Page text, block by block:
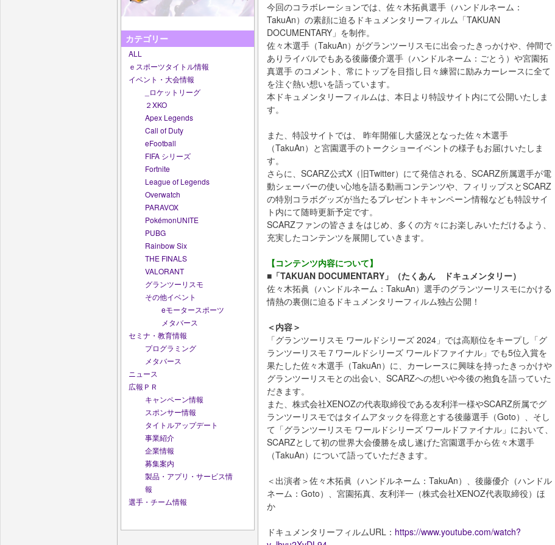
カテゴリー
ALL
ｅスポーツタイトル情報
イベント・大会情報
_ロケットリーグ
２XKO
Apex Legends
Call of Duty
eFootball
FIFA シリーズ
Fortnite
League of Legends
Overwatch
PARAVOX
PokémonUNITE
PUBG
Rainbow Six
THE FINALS
VALORANT
グランツーリスモ
その他イベント
eモータースポーツ
メタバース
セミナ・教育情報
プログラミング
メタバース
ニュース
広報ＰＲ
キャンペーン情報
スポンサー情報
タイトルアップデート
事業紹介
企業情報
募集案内
製品・アプリ・サービス情
報
選手・チーム情報
今回のコラボレーションでは、佐々木拓眞選手（ハンドルネーム：
TakuAn）の素顔に迫るドキュメンタリーフィルム「TAKUAN
DOCUMENTARY」を制作。
佐々木選手（TakuAn）がグランツーリスモに出会ったきっかけや、仲間で
ありライバルでもある後藤優介選手（ハンドルネーム：ごとう）や宮園拓
真選手 のコメント、常にトップを目指し日々練習に励みカーレースに全て
を注ぐ熱い想いを語っています。
本ドキュメンタリーフィルムは、本日より特設サイト内にて公開いたしま
す。
また、特設サイトでは、 昨年開催し大盛況となった佐々木選手
（TakuAn）と宮園選手のトークショーイベントの様子もお届けいたしま
す。
さらに、SCARZ公式X（旧Twitter）にて発信される、SCARZ所属選手が電
動シェーバーの使い心地を語る動画コンテンツや、フィリップスとSCARZ
の特別コラボグッズが当たるプレゼントキャンペーン情報なども特設サイ
ト内にて随時更新予定です。
SCARZファンの皆さまをはじめ、多くの方々にお楽しみいただけるよう、
充実したコンテンツを展開していきます。
【コンテンツ内容について】
■「TAKUAN DOCUMENTARY」（たくあん ドキュメンタリー）
佐々木拓眞（ハンドルネーム：TakuAn）選手のグランツーリスモにかける
情熱の裏側に迫るドキュメンタリーフィルム独占公開！
＜内容＞
「グランツーリスモ ワールドシリーズ 2024」では高順位をキープし「グ
ランツーリスモ７ワールドシリーズ ワールドファイナル」でも5位入賞を
果たした佐々木選手（TakuAn）に、カーレースに興味を持ったきっかけや
グランツーリスモとの出会い、SCARZへの想いや今後の抱負を語っていた
だきます。
また、株式会社XENOZの代表取締役である友利洋一様やSCARZ所属でグ
ランツーリスモではタイムアタックを得意とする後藤選手（Goto）、そし
て「グランツーリスモ ワールドシリーズ ワールドファイナル」において、
SCARZとして初の世界大会優勝を成し遂げた宮園選手から佐々木選手
（TakuAn）について語っていただきます。
＜出演者＞佐々木拓眞（ハンドルネーム：TakuAn）、後藤優介（ハンドル
ネーム：Goto）、宮園拓真、友利洋一（株式会社XENOZ代表取締役）ほ
か
ドキュメンタリーフィルムURL： https://www.youtube.com/watch?